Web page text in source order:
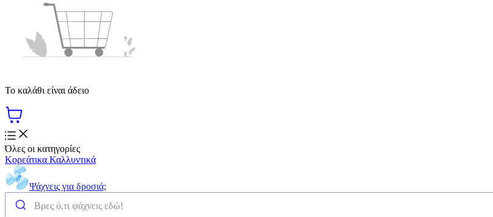
Το καλάθι είναι άδειο
Όλες οι κατηγορίες
Κορεάτικα Καλλυντικά
Ψάχνεις για δροσιά;